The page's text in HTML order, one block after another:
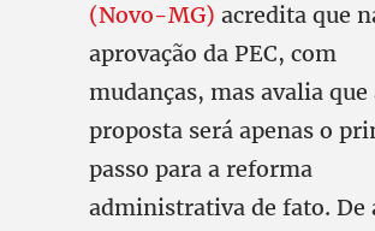
(Novo-MG) acredita que
aprovação da PEC, com
mudanças, mas avalia que
proposta será apenas o
passo para a reforma
administrativa de fato. De